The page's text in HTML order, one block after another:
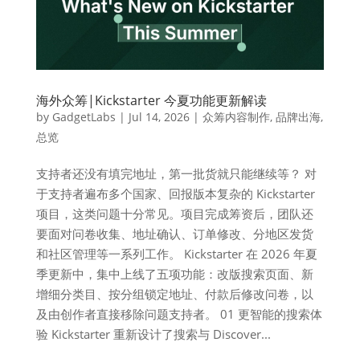
海外众筹|Kickstarter 今夏功能更新解读
by GadgetLabs | Jul 14, 2026| 众筹内容制作, 品牌出海,
总览
支持者还没有填完地址，第一批货就只能继续等？ 对
于支持者遍布多个国家、回报版本复杂的 Kickstarter
项目，这类问题十分常见。项目完成筹资后，团队还
要面对问卷收集、地址确认、订单修改、分地区发货
和社区管理等一系列工作。 Kickstarter 在 2026 年夏
季更新中，集中上线了五项功能：改版搜索页面、新
增细分类目、按分组锁定地址、付款后修改问卷，以
及由创作者直接移除问题支持者。 01 更智能的搜索体
验 Kickstarter 重新设计了搜索与 Discover...